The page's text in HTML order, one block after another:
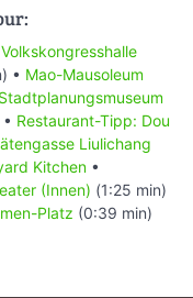
Volkskongresshalle
• Mao-Mausoleum
Stadtplanungsmuseum
Restaurant-Tipp: Dou
Liulichang
Kitchen •
(Innen) (1:25 min)
Platz (0:39 min)